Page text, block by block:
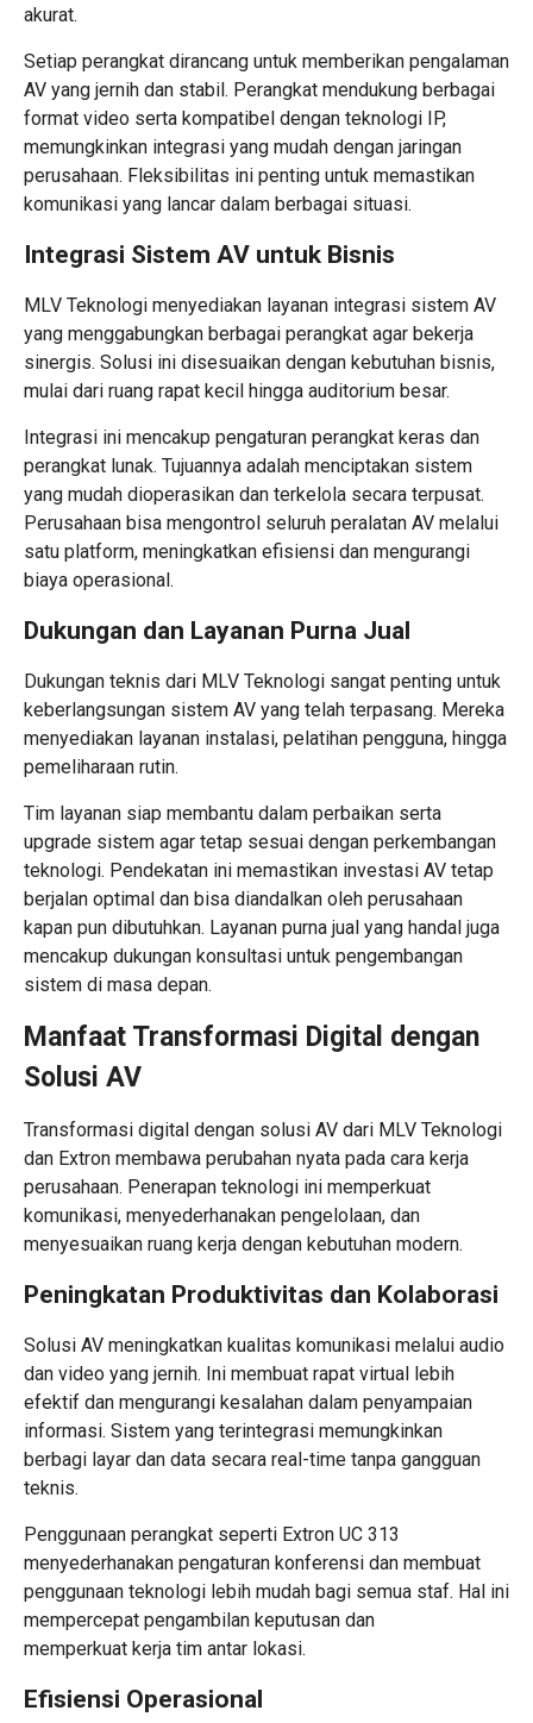
akurat.
Setiap perangkat dirancang untuk memberikan pengalaman
AV yang jernih dan stabil. Perangkat mendukung berbagai
format video serta kompatibel dengan teknologi IP,
memungkinkan integrasi yang mudah dengan jaringan
perusahaan. Fleksibilitas ini penting untuk memastikan
komunikasi yang lancar dalam berbagai situasi.
Integrasi Sistem AV untuk Bisnis
MLV Teknologi menyediakan layanan integrasi sistem AV
yang menggabungkan berbagai perangkat agar bekerja
sinergis. Solusi ini disesuaikan dengan kebutuhan bisnis,
mulai dari ruang rapat kecil hingga auditorium besar.
Integrasi ini mencakup pengaturan perangkat keras dan
perangkat lunak. Tujuannya adalah menciptakan sistem
yang mudah dioperasikan dan terkelola secara terpusat.
Perusahaan bisa mengontrol seluruh peralatan AV melalui
satu platform, meningkatkan efisiensi dan mengurangi
biaya operasional.
Dukungan dan Layanan Purna Jual
Dukungan teknis dari MLV Teknologi sangat penting untuk
keberlangsungan sistem AV yang telah terpasang. Mereka
menyediakan layanan instalasi, pelatihan pengguna, hingga
pemeliharaan rutin.
Tim layanan siap membantu dalam perbaikan serta
upgrade sistem agar tetap sesuai dengan perkembangan
teknologi. Pendekatan ini memastikan investasi AV tetap
berjalan optimal dan bisa diandalkan oleh perusahaan
kapan pun dibutuhkan. Layanan purna jual yang handal juga
mencakup dukungan konsultasi untuk pengembangan
sistem di masa depan.
Manfaat Transformasi Digital dengan
Solusi AV
Transformasi digital dengan solusi AV dari MLV Teknologi
dan Extron membawa perubahan nyata pada cara kerja
perusahaan. Penerapan teknologi ini memperkuat
komunikasi, menyederhanakan pengelolaan, dan
menyesuaikan ruang kerja dengan kebutuhan modern.
Peningkatan Produktivitas dan Kolaborasi
Solusi AV meningkatkan kualitas komunikasi melalui audio
dan video yang jernih. Ini membuat rapat virtual lebih
efektif dan mengurangi kesalahan dalam penyampaian
informasi. Sistem yang terintegrasi memungkinkan
berbagi layar dan data secara real-time tanpa gangguan
teknis.
Penggunaan perangkat seperti Extron UC 313
menyederhanakan pengaturan konferensi dan membuat
penggunaan teknologi lebih mudah bagi semua staf. Hal ini
mempercepat pengambilan keputusan dan
memperkuat kerja tim antar lokasi.
Efisiensi Operasional